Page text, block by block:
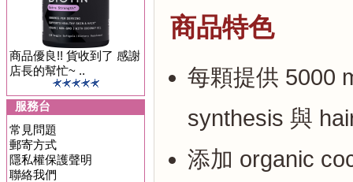
商品優良!! 貨收到了 感謝
店長的幫忙~ ..
服務台
常見問題
郵寄方式
隱私權保護聲明
聯絡我們
商品特色
每顆提供 5000
synthesis 與
添加 organic